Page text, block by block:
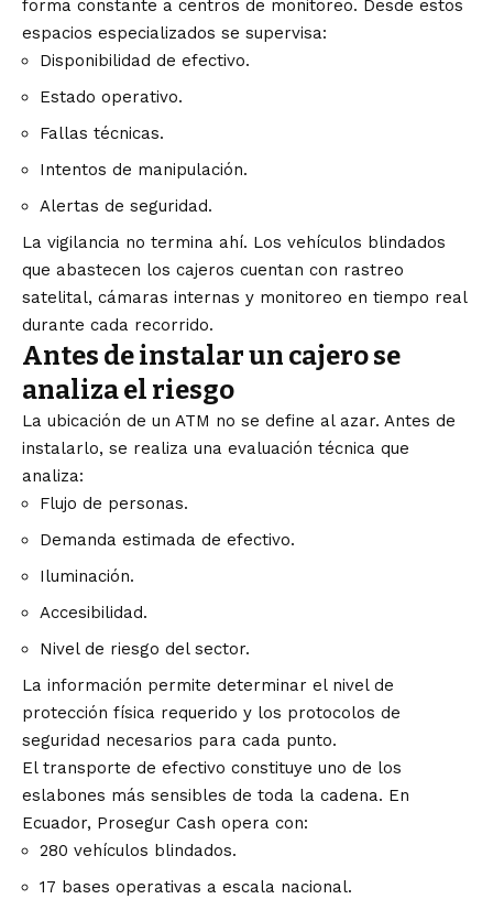
forma constante a centros de monitoreo. Desde estos
espacios especializados se supervisa:
Disponibilidad de efectivo.
Estado operativo.
Fallas técnicas.
Intentos de manipulación.
Alertas de seguridad.
La vigilancia no termina ahí. Los vehículos blindados
que abastecen los cajeros cuentan con rastreo
satelital, cámaras internas y monitoreo en tiempo real
durante cada recorrido.
Antes de instalar un cajero se
analiza el riesgo
La ubicación de un ATM no se define al azar. Antes de
instalarlo, se realiza una evaluación técnica que
analiza:
Flujo de personas.
Demanda estimada de efectivo.
Iluminación.
Accesibilidad.
Nivel de riesgo del sector.
La información permite determinar el nivel de
protección física requerido y los protocolos de
seguridad necesarios para cada punto.
El transporte de efectivo constituye uno de los
eslabones más sensibles de toda la cadena. En
Ecuador, Prosegur Cash opera con:
280 vehículos blindados.
17 bases operativas a escala nacional.